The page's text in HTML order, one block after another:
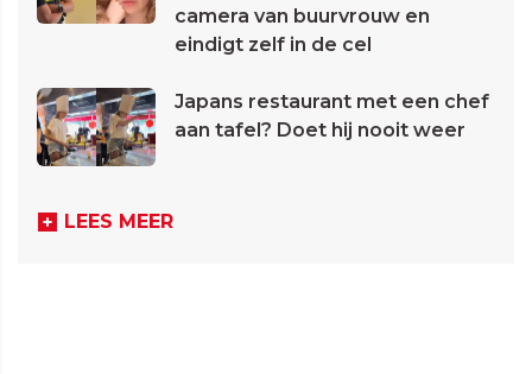
camera van buurvrouw en
eindigt zelf in de cel
Japans restaurant met een chef
aan tafel? Doet hij nooit weer
LEES MEER